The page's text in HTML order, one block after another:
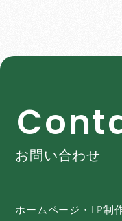
Cont
お問い合わせ
ホームページ・LP制